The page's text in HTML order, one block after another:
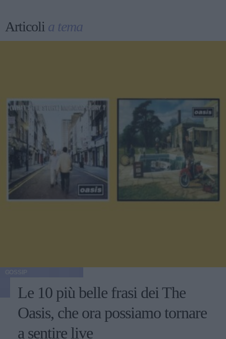
Articoli a tema
Le 10 più belle frasi dei The
Oasis, che ora possiamo tornare
a sentire live